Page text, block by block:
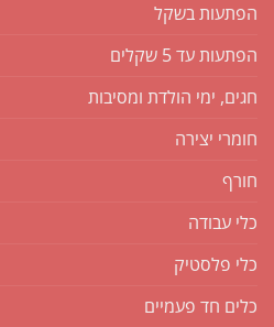
הפתעות בשקל
הפתעות עד 5 שקלים
חגים, ימי הולדת ומסיבות
חומרי יצירה
חורף
כלי עבודה
כלי פלסטיק
כלים חד פעמיים